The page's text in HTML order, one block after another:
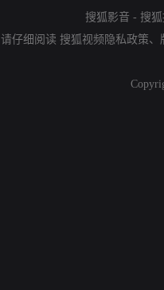
搜狐影音 - 搜
请仔细阅读 搜狐视频隐私政策、